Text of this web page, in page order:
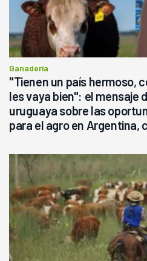
Ganadería
"Tienen un país hermoso,
les vaya bien": el mensaje
uruguaya sobre las
para el agro en Argentina,